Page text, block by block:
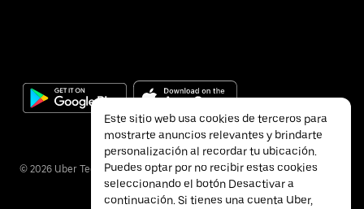
© 2026 Uber Technologies Inc.
Este sitio web usa cookies de terceros para
mostrarte anuncios relevantes y brindarte
personalización al recordar tu ubicación.
Puedes optar por no recibir estas cookies
seleccionando el botón Desactivar a
continuación. Si tienes una cuenta Uber,